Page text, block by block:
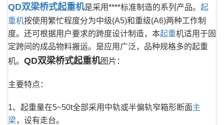
QD双梁桥式起重机是采用****标准制造的系列产品。 起
重机按使用繁忙程度分为中级(A5)和重级(A6)两种工作制
度。还可根据用户要求的跨度设计制造，本起重机适用于固
定跨间的成品物料搬运。是应用广泛，品种规格多的起重
机。 QD双梁桥式起重机图片：
主要特点：
1、起重量在5~50t全部采用中轨或半偏轨窄箱形断面主
梁，设有走台。